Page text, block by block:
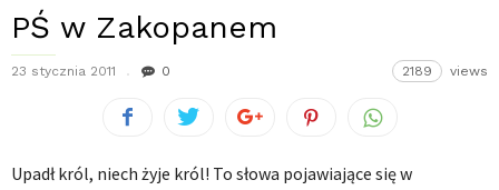
PŚ w Zakopanem
23 stycznia 2011 0 2189 views
Upadł król, niech żyje król! To słowa pojawiające się w